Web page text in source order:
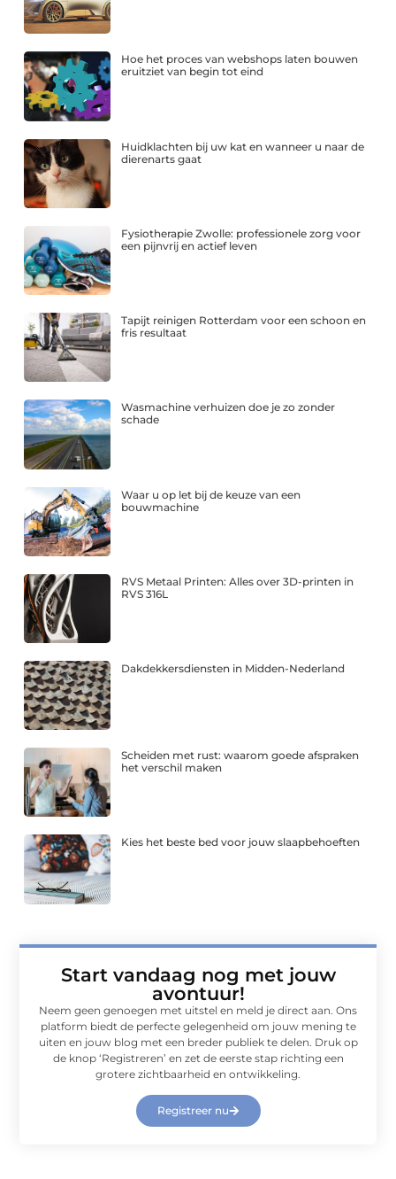
Hoe het proces van webshops laten bouwen
eruitziet van begin tot eind
Huidklachten bij uw kat en wanneer u naar de
dierenarts gaat
Fysiotherapie Zwolle: professionele zorg voor
een pijnvrij en actief leven
Tapijt reinigen Rotterdam voor een schoon en
fris resultaat
Wasmachine verhuizen doe je zo zonder
schade
Waar u op let bij de keuze van een
bouwmachine
RVS Metaal Printen: Alles over 3D-printen in
RVS 316L
Dakdekkersdiensten in Midden-Nederland
Scheiden met rust: waarom goede afspraken
het verschil maken
Kies het beste bed voor jouw slaapbehoeften
Start vandaag nog met jouw
avontuur!
Neem geen genoegen met uitstel en meld je direct aan. Ons
platform biedt de perfecte gelegenheid om jouw mening te
uiten en jouw blog met een breder publiek te delen. Druk op
de knop ‘Registreren’ en zet de eerste stap richting een
grotere zichtbaarheid en ontwikkeling.
Registreer nu